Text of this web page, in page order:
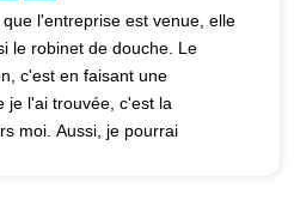
l'entreprise est venue, elle
le robinet de douche. Le
c'est en faisant une
je l'ai trouvée, c'est la
moi. Aussi, je pourrai